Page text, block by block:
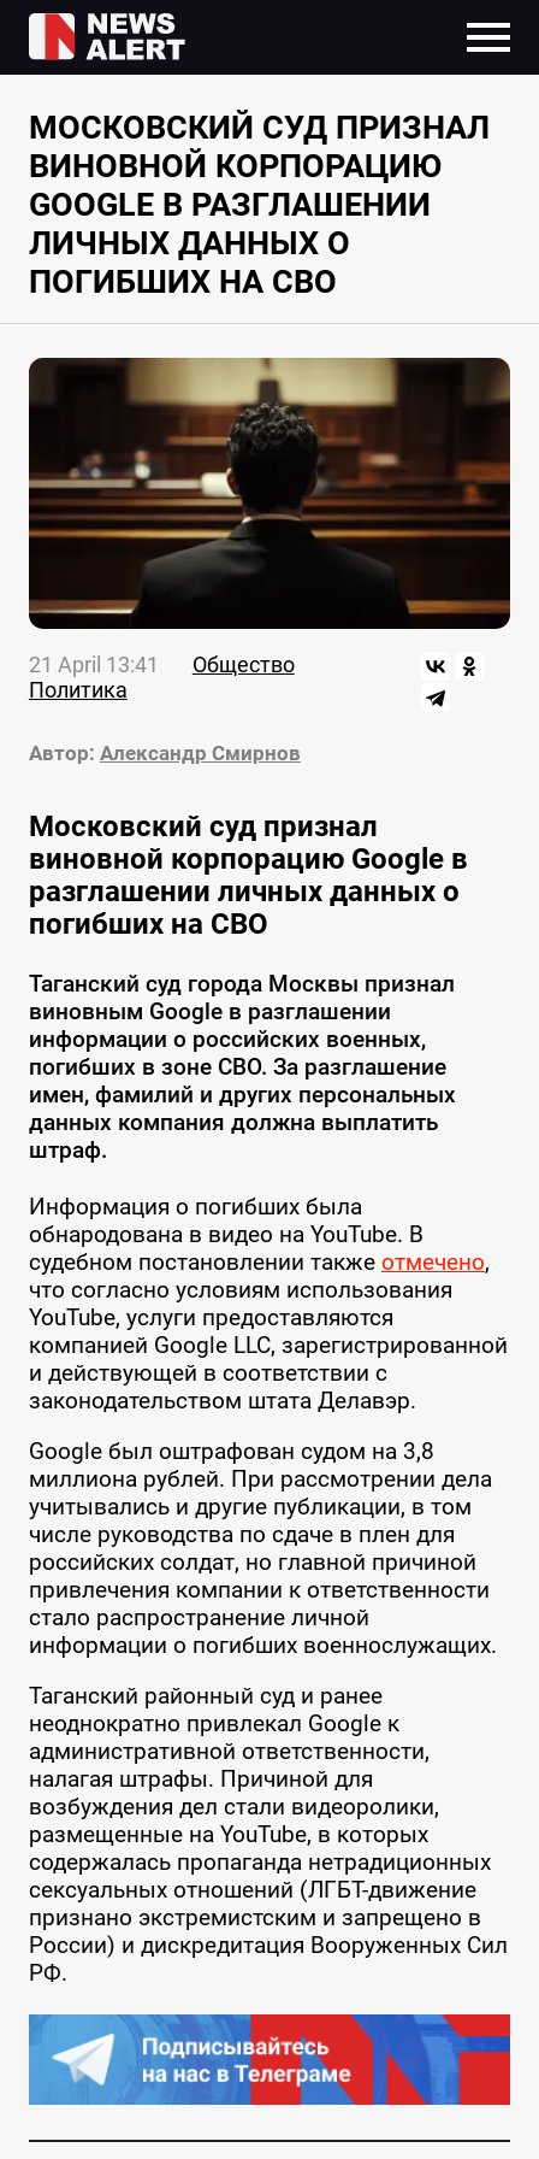
МОСКОВСКИЙ СУД ПРИЗНАЛ
ВИНОВНОЙ КОРПОРАЦИЮ
GOOGLE В РАЗГЛАШЕНИИ
ЛИЧНЫХ ДАННЫХ О
ПОГИБШИХ НА СВО
21 April 13:41
Общество
Политика
Автор: Александр Смирнов
Московский суд признал
виновной корпорацию Google в
разглашении личных данных о
погибших на СВО
Таганский суд города Москвы признал
виновным Google в разглашении
информации о российских военных,
погибших в зоне СВО. За разглашение
имен, фамилий и других персональных
данных компания должна выплатить
штраф.
Информация о погибших была
обнародована в видео на YouTube. В
судебном постановлении также отмечено,
что согласно условиям использования
YouTube, услуги предоставляются
компанией Google LLC, зарегистрированной
и действующей в соответствии с
законодательством штата Делавэр.
Google был оштрафован судом на 3,8
миллиона рублей. При рассмотрении дела
учитывались и другие публикации, в том
числе руководства по сдаче в плен для
российских солдат, но главной причиной
привлечения компании к ответственности
стало распространение личной
информации о погибших военнослужащих.
Таганский районный суд и ранее
неоднократно привлекал Google к
административной ответственности,
налагая штрафы. Причиной для
возбуждения дел стали видеоролики,
размещенные на YouTube, в которых
содержалась пропаганда нетрадиционных
сексуальных отношений (ЛГБТ-движение
признано экстремистским и запрещено в
России) и дискредитация Вооруженных Сил
РФ.